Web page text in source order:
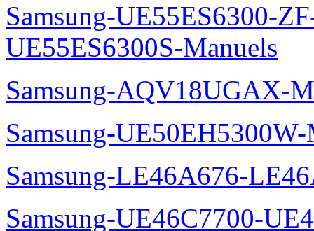
Samsung-UE55ES6300-
UE55ES6300S-Manuels
Samsung-AQV18UGAX-
Samsung-UE50EH5300W-
Samsung-LE46A676-
Samsung-UE46C7700-